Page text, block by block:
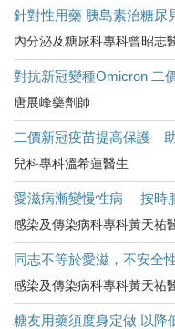
針對性用藥 胰島素治糖尿
內分泌及糖尿科專科曾昭志
對抗新冠變種Omicron 二
唐展峰藥劑師
二價新冠疫苗提高保護
兒科專科溫希蓮醫生
愛滋病漸變慢性病 按時
感染及傳染病科專科黃天祐
同志不等於愛滋，不安全
感染及傳染病科專科黃天祐
糖友用藥須度身定做 以降